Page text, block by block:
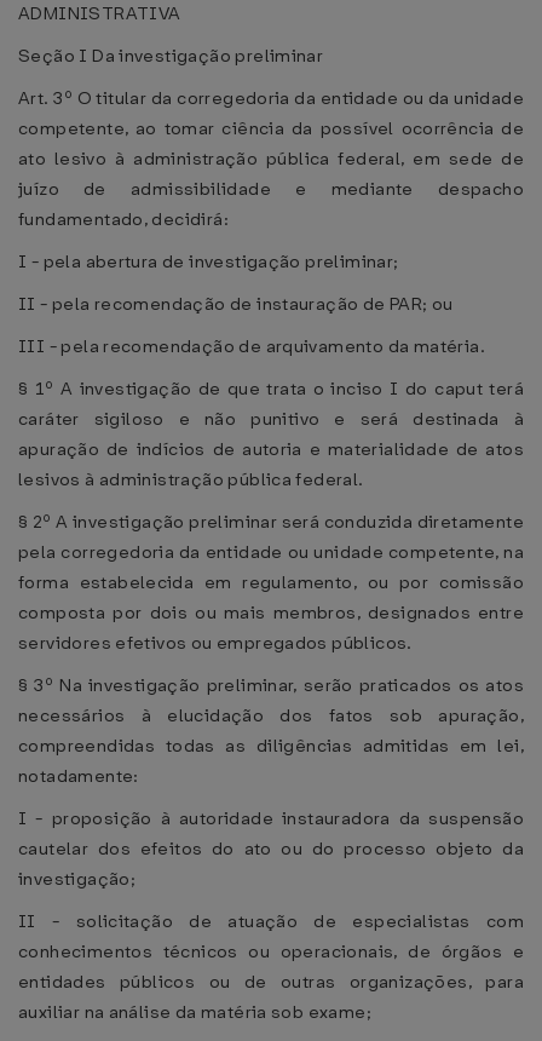
ADMINISTRATIVA
Seção I Da investigação preliminar
Art. 3º O titular da corregedoria da entidade ou da unidade
competente, ao tomar ciência da possível ocorrência de
ato lesivo à administração pública federal, em sede de
juízo de admissibilidade e mediante despacho
fundamentado, decidirá:
I - pela abertura de investigação preliminar;
II - pela recomendação de instauração de PAR; ou
III - pela recomendação de arquivamento da matéria.
§ 1º A investigação de que trata o inciso I do caput terá
caráter sigiloso e não punitivo e será destinada à
apuração de indícios de autoria e materialidade de atos
lesivos à administração pública federal.
§ 2º A investigação preliminar será conduzida diretamente
pela corregedoria da entidade ou unidade competente, na
forma estabelecida em regulamento, ou por comissão
composta por dois ou mais membros, designados entre
servidores efetivos ou empregados públicos.
§ 3º Na investigação preliminar, serão praticados os atos
necessários à elucidação dos fatos sob apuração,
compreendidas todas as diligências admitidas em lei,
notadamente:
I - proposição à autoridade instauradora da suspensão
cautelar dos efeitos do ato ou do processo objeto da
investigação;
II - solicitação de atuação de especialistas com
conhecimentos técnicos ou operacionais, de órgãos e
entidades públicos ou de outras organizações, para
auxiliar na análise da matéria sob exame;